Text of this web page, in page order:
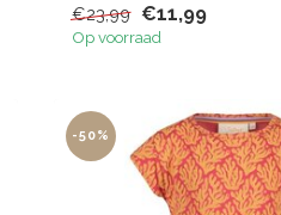
€23,99 €11,99
Op voorraad
-50%